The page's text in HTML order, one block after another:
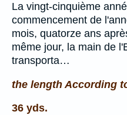
La vingt-cinquième
commencement de
mois, quatorze ans
même jour, la main de
transporta…
the length According
36 yds.